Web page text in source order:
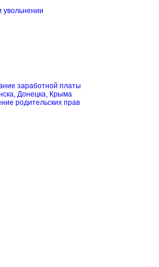
увольнении
заработной платы
Донецка, Крыма
родительских прав